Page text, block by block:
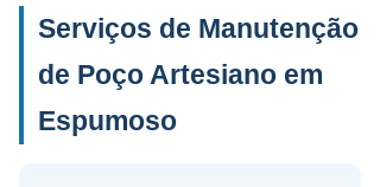
Serviços de Manutenção
de Poço Artesiano em
Espumoso